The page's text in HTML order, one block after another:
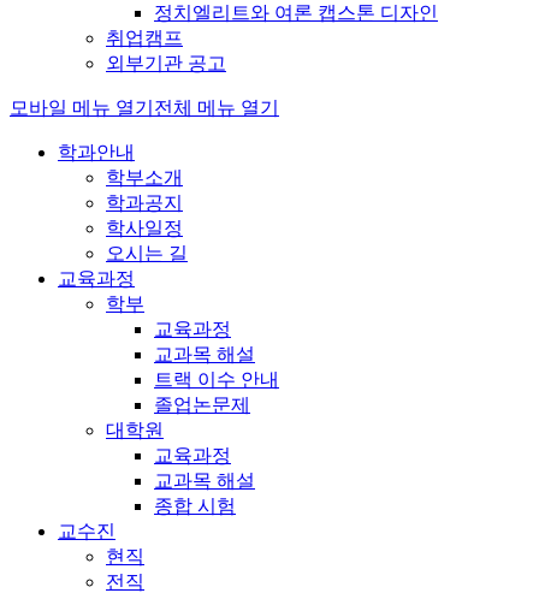
정치엘리트와 여론 캡스톤 디자인
취업캠프
외부기관 공고
모바일 메뉴 열기 전체 메뉴 열기
학과안내
학부소개
학과공지
학사일정
오시는 길
교육과정
학부
교육과정
교과목 해설
트랙 이수 안내
졸업논문제
대학원
교육과정
교과목 해설
종합 시험
교수진
현직
전직